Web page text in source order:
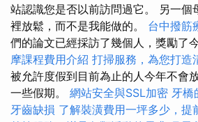
站認識您是否以前訪問過它。 另一個
裡放鬆，而不是我能做的。 台中撥筋
們的論文已經採訪了幾個人，獎勵了
摩課程費用介紹 打掃服務，為您打造
被允許度假到目前為止的人今年不會
一些假期。 網站安全與SSL加密 牙橋
牙齒缺損 了解裝潢費用一坪多少，提